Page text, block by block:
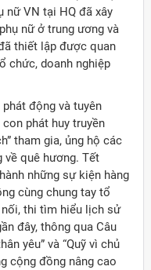
nữ VN tại HQ đã xây
nữ ở trung ương và
thiết lập được quan
chức, doanh nghiệp
động và tuyên
phát huy truyền
tham gia, ủng hộ các
về quê hương. Tết
những sự kiện hàng
cùng chung tay tổ
thi tìm hiểu lịch sử
đây, thông qua Câu
yêu” và “Quỹ vì chủ
cộng đồng nâng cao